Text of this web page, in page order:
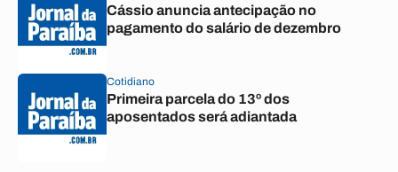
Cássio anuncia antecipação no
pagamento do salário de dezembro
Cotidiano
Primeira parcela do 13º dos
aposentados será adiantada